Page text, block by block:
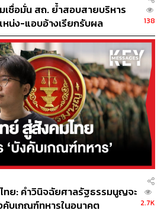
งรับฟังคำพิพากษาว่า “วันนี้รู้สึกดีใจ
ครองที่วินิจฉัยคำร้องอย่างตรงไป
งที่เกี่ยวข้องกับมหาวิทยาลัยที่ที่
ตัวกันและใช้ดุลยพินิจที่ไม่เป็นธรรม
บเข้าไปเป็นอาจารย์ที่ธรรมศาสตร์
วในขณะนี้ เพราะคิดว่าสิ่งที่เราศึกษา
ารเลือกปฏิบัติด้วยเหตุแห่งเพศยัง
นมีความลึกซึ้งมากและถูกเลือก
บบ โดยในกรณีของดิฉัน ดิฉันเชื่อ
กเลือกปฏิบัติด้วยเหตุแห่งเพศที่ลึก
หตุผลได้ว่าทำไมถึงไม่รับดิฉันเข้า
เชื่อมั่น สถ. ย้ำสอบสายบริหาร
หน่ง-แอบอ้างเรียกรับผล
138
ทย: คำวินิจฉัยศาลรัฐธรรมนูญจะ
บเกณฑ์ทหารในอนาคต
2.7K